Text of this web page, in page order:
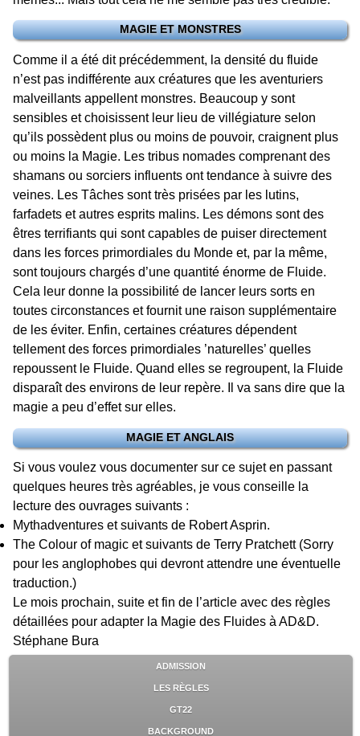
MAGIE ET MONSTRES
Comme il a été dit précédemment, la densité du fluide
n’est pas indifférente aux créatures que les aventuriers
malveillants appellent monstres. Beaucoup y sont
sensibles et choisissent leur lieu de villégiature selon
qu’ils possèdent plus ou moins de pouvoir, craignent plus
ou moins la Magie. Les tribus nomades comprenant des
shamans ou sorciers influents ont tendance à suivre des
veines. Les Tâches sont très prisées par les lutins,
farfadets et autres esprits malins. Les démons sont des
êtres terrifiants qui sont capables de puiser directement
dans les forces primordiales du Monde et, par la même,
sont toujours chargés d’une quantité énorme de Fluide.
Cela leur donne la possibilité de lancer leurs sorts en
toutes circonstances et fournit une raison supplémentaire
de les éviter. Enfin, certaines créatures dépendent
tellement des forces primordiales ’naturelles’ quelles
repoussent le Fluide. Quand elles se regroupent, la Fluide
disparaît des environs de leur repère. Il va sans dire que la
magie a peu d’effet sur elles.
MAGIE ET ANGLAIS
Si vous voulez vous documenter sur ce sujet en passant
quelques heures très agréables, je vous conseille la
lecture des ouvrages suivants :
Mythadventures et suivants de Robert Asprin.
The Colour of magic et suivants de Terry Pratchett (Sorry
pour les anglophobes qui devront attendre une éventuelle
traduction.)
Le mois prochain, suite et fin de l’article avec des règles
détaillées pour adapter la Magie des Fluides à AD&D.
Stéphane Bura
ADMISSION
LES RÈGLES
GT22
BACKGROUND